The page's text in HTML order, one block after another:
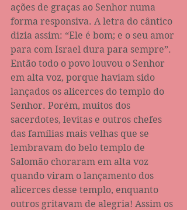
ações de graças ao Senhor numa
forma responsiva. A letra do cântico
dizia assim: “Ele é bom; e o seu amor
para com Israel dura para sempre”.
Então todo o povo louvou o Senhor
em alta voz, porque haviam sido
lançados os alicerces do templo do
Senhor. Porém, muitos dos
sacerdotes, levitas e outros chefes
das famílias mais velhas que se
lembravam do belo templo de
Salomão choraram em alta voz
quando viram o lançamento dos
alicerces desse templo, enquanto
outros gritavam de alegria! Assim os